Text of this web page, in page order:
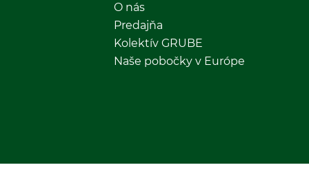
O nás
Predajňa
Kolektív GRUBE
Naše pobočky v Európe